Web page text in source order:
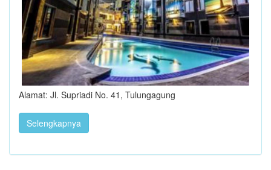
Alamat: Jl. Supriadi No. 41, Tulungagung
Selengkapnya